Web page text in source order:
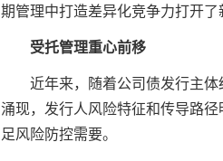
期管理中打造差异化竞争力打开了
受托管理重心前移
近年来，随着公司债发行主体
涌现，发行人风险特征和传导路
足风险防控需要。